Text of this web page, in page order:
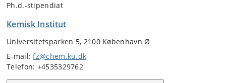
Ph.d.-stipendiat
Kemisk Institut
Universitetsparken 5, 2100 København Ø
E-mail:fz@chem.ku.dk
Telefon: +4535329762